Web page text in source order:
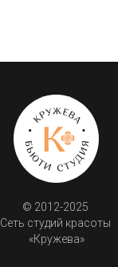
© 2012-2025
Сеть студий красоты
«Кружева»